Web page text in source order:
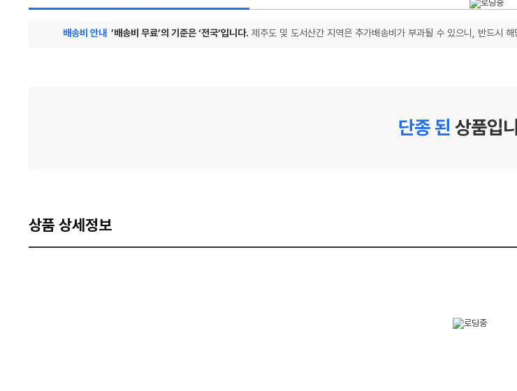
배송비 안내 ’배송비 무료’의 기준은 ‘전국’입니다. 제주도 및 도서산간 지역은 추가배송비가 부과될 수 있으니, 반드시
단종 된 상품입
상품 상세정보